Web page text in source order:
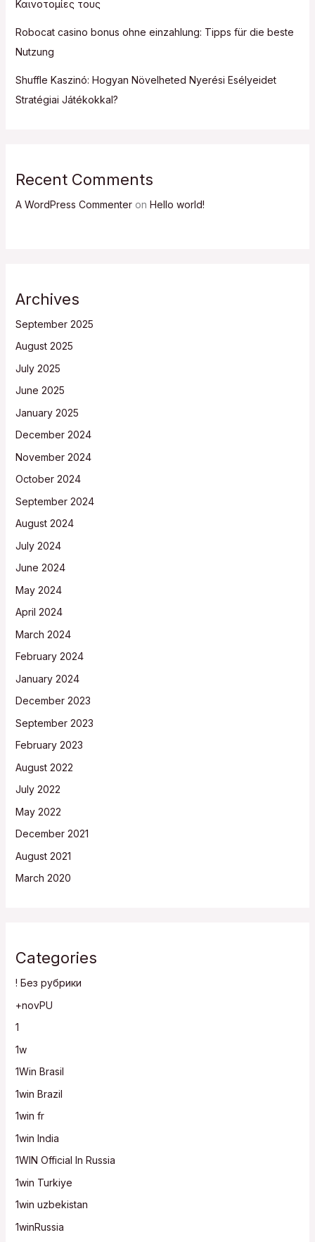
Καινοτομίες τους
Robocat casino bonus ohne einzahlung: Tipps für die beste
Nutzung
Shuffle Kaszinó: Hogyan Növelheted Nyerési Esélyeidet
Stratégiai Játékokkal?
Recent Comments
A WordPress Commenteron Hello world!
Archives
September 2025
August 2025
July 2025
June 2025
January 2025
December 2024
November 2024
October 2024
September 2024
August 2024
July 2024
June 2024
May 2024
April 2024
March 2024
February 2024
January 2024
December 2023
September 2023
February 2023
August 2022
July 2022
May 2022
December 2021
August 2021
March 2020
Categories
! Без рубрики
+novPU
1
1w
1Win Brasil
1win Brazil
1win fr
1win India
1WIN Official In Russia
1win Turkiye
1win uzbekistan
1winRussia